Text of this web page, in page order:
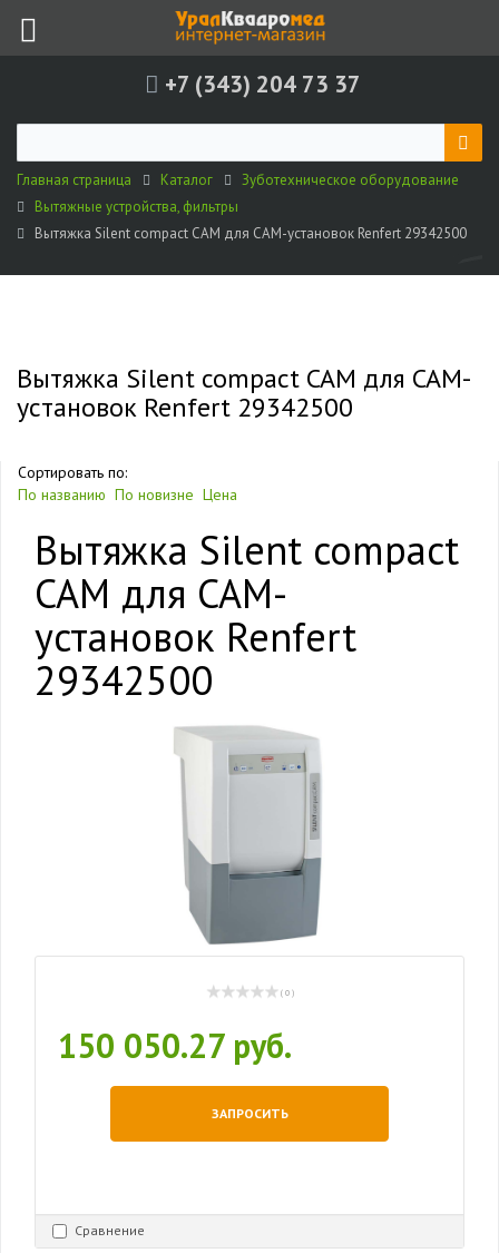
+7 (343) 204 73 37
Главная страница Каталог
Зуботехническое оборудование
Вытяжные устройства, фильтры
Вытяжка Silent compact CAM для CAM-установок Renfert 29342500
Вытяжка Silent compact CAM для CAM-
установок Renfert 29342500
Сортировать по:
По названию По новизне Цена
Вытяжка Silent compact
CAM для CAM-
установок Renfert
29342500
( 0 )
150 050.27 руб.
ЗАПРОСИТЬ
Сравнение